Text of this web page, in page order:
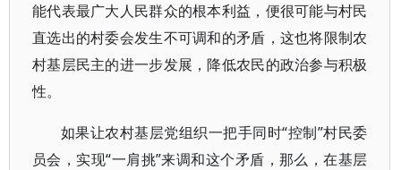
能代表最广大人民群众的根本利益，便很可能与村民
直选出的村委会发生不可调和的矛盾，这也将限制农
村基层民主的进一步发展，降低农民的政治参与积极
性。
如果让农村基层党组织一把手同时“控制”村民委
员会，实现“一肩挑”来调和这个矛盾，那么，在基层